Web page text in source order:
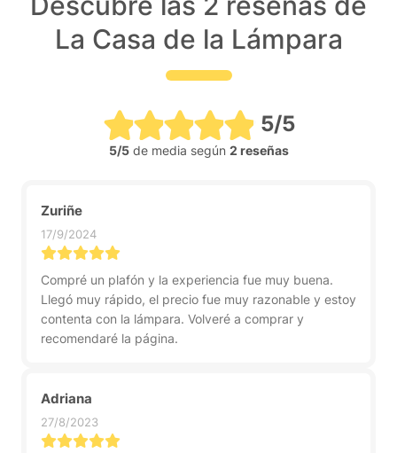
La Casa de la Lámpara
5/5
5/5de media según 2 reseñas
Zuriñe
17/9/2024
Compré un plafón y la experiencia fue muy buena.
Llegó muy rápido, el precio fue muy razonable y estoy
contenta con la lámpara. Volveré a comprar y
recomendaré la página.
Adriana
27/8/2023